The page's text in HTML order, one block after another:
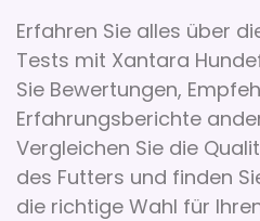
Erfahren Sie alles über
Tests mit Xantara
Sie Bewertungen,
Erfahrungsberichte
Vergleichen Sie die
des Futters und finden
die richtige Wahl für